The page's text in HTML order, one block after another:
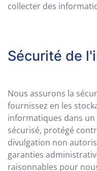
collecter des
Sécurité de
Nous assurons la
fournissez en les
informatiques dans
sécurisé, protégé
divulgation non
garanties
raisonnables pour